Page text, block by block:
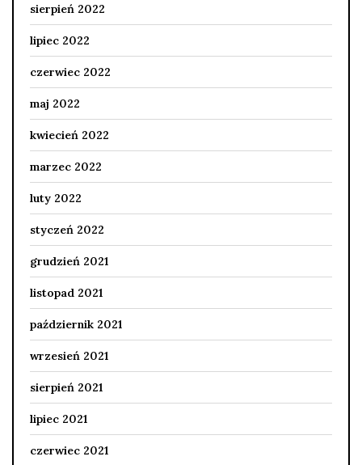
sierpień 2022
lipiec 2022
czerwiec 2022
maj 2022
kwiecień 2022
marzec 2022
luty 2022
styczeń 2022
grudzień 2021
listopad 2021
październik 2021
wrzesień 2021
sierpień 2021
lipiec 2021
czerwiec 2021